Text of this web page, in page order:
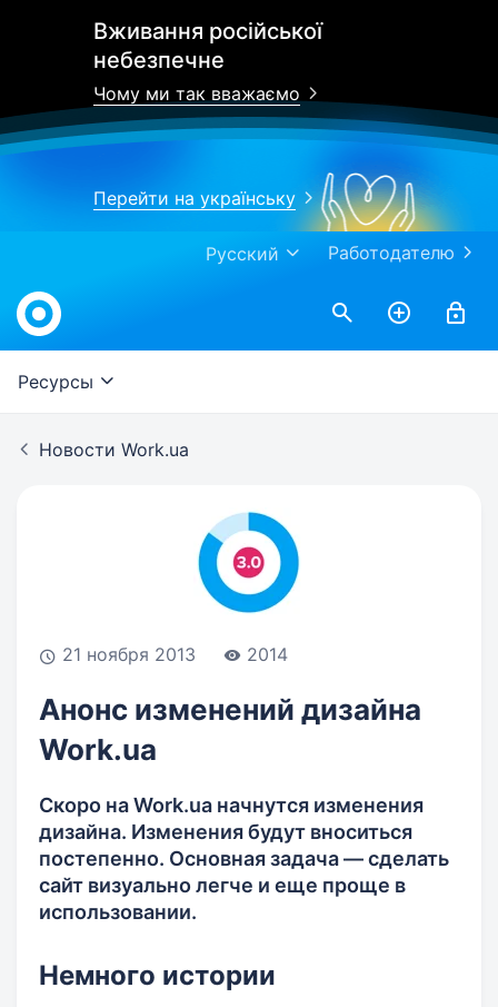
Вживання російської
небезпечне
Чому ми так вважаємо
Перейти на українську
Работодателю
Русский
Work.ua
Ресурсы
Новости Work.ua
21 ноября 2013 2014
Анонс изменений дизайна
Work.ua
Скоро на Work.ua начнутся изменения
дизайна. Изменения будут вноситься
постепенно. Основная задача — сделать
сайт визуально легче и еще проще в
использовании.
Немного истории